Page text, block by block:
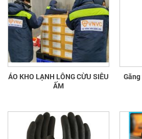
ÁO KHO LẠNH LÔNG CỪU SIÊU
ẤM